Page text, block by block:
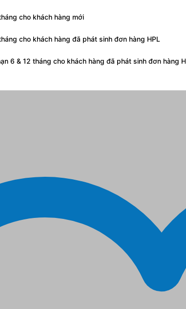
cho khách hàng mới
cho khách hàng đã phát sinh đơn hàng HPL
6 & 12 tháng cho khách hàng đã phát sinh đơn hàng